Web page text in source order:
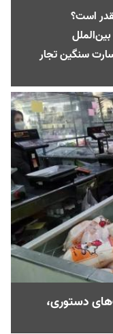
است؟
سنگین تجار
دستوری،